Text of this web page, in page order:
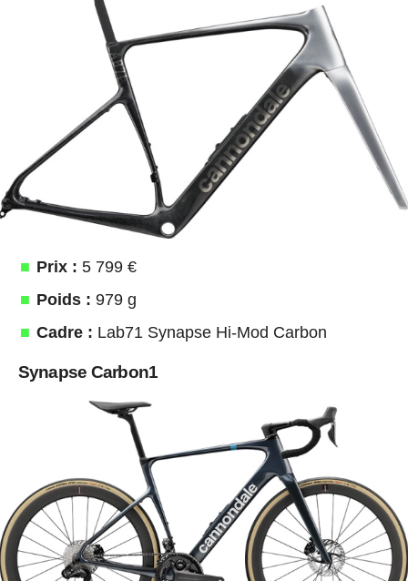
Prix : 5 799 €
Poids : 979 g
Cadre : Lab71 Synapse Hi-Mod Carbon
Synapse Carbon1